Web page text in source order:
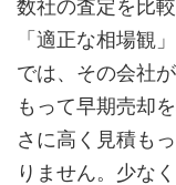
数社の査定を比
「適正な相場観
では、その会社
もって早期売却
さに高く見積も
りません。少な